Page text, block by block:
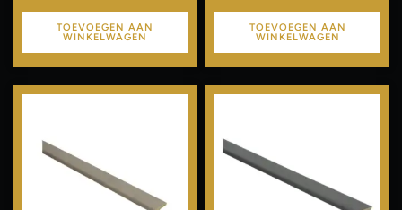
TOEVOEGEN AAN
WINKELWAGEN
TOEVOEGEN AAN
WINKELWAGEN